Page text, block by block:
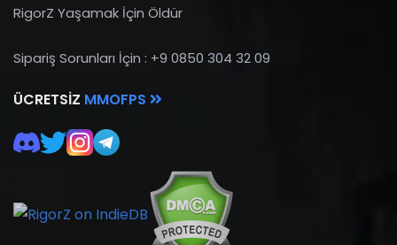
RigorZ Yaşamak İçin Öldür
Sipariş Sorunları İçin : +9 0850 304 32 09
ÜCRETSIZ MMOFPS